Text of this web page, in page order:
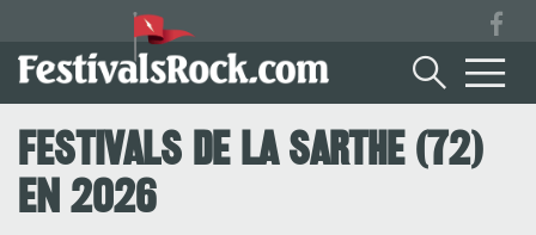
Festivals de la Sarthe (72)
en 2026